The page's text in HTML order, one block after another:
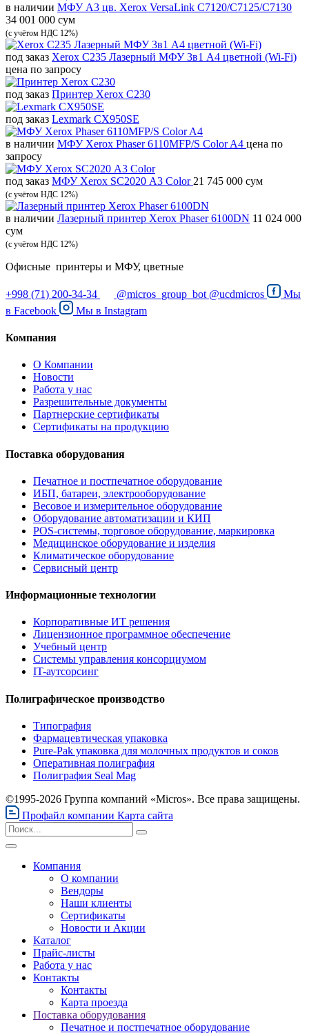
в наличии МФУ A3 цв. Xerox VersaLink C7120/C7125/C7130
34 001 000 сум
(с учётом НДС 12%)
под заказ Xerox C235 Лазерный МФУ 3в1 А4 цветной (Wi-Fi)
цена по запросу
под заказ Принтер Xerox C230
под заказ Lexmark CX950SE
в наличии МФУ Xerox Phaser 6110MFP/S Color A4 цена по
запросу
под заказ МФУ Xerox SC2020 А3 Color 21 745 000 сум
(с учётом НДС 12%)
в наличии Лазерный принтер Xerox Phaser 6100DN 11 024 000
сум
(с учётом НДС 12%)
Офисные принтеры и МФУ, цветные
+998 (71) 200-34-34 @micros_group_bot @ucdmicros
Мы
в Facebook Мы в Instagram
Компания
О Компании
Новости
Работа у нас
Разрешительные документы
Партнерские сертификаты
Сертификаты на продукцию
Поставка оборудования
Печатное и постпечатное оборудование
ИБП, батареи, электрооборудование
Весовое и измерительное оборудование
Оборудование автоматизации и КИП
POS-системы, торговое оборудование, маркировка
Медицинское оборудование и изделия
Климатическое оборудование
Сервисный центр
Информационные технологии
Корпоративные ИТ решения
Лицензионное программное обеспечение
Учебный центр
Системы управления консорциумом
IT-аутсорсинг
Полиграфическое производство
Типография
Фармацевтическая упаковка
Pure-Pak упаковка для молочных продуктов и соков
Оперативная полиграфия
Полиграфия Seal Mag
©1995-2026 Группа компаний «Micros». Все права защищены.
Профайл компании Карта сайта
Компания
О компании
Вендоры
Наши клиенты
Сертификаты
Новости и Акции
Каталог
Прайс-листы
Работа у нас
Контакты
Контакты
Карта проезда
Поставка оборудования
Печатное и постпечатное оборудование